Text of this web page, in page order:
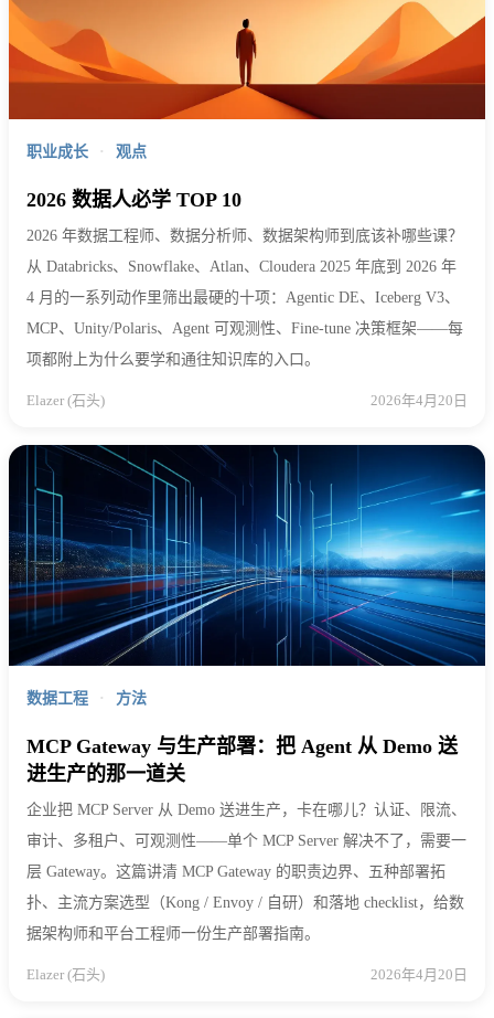
职业成长 · 观点
2026 数据人必学 TOP 10
2026 年数据工程师、数据分析师、数据架构师到底该补哪些课？
从 Databricks、Snowflake、Atlan、Cloudera 2025 年底到 2026 年
4 月的一系列动作里筛出最硬的十项：Agentic DE、Iceberg V3、
MCP、Unity/Polaris、Agent 可观测性、Fine-tune 决策框架——每
项都附上为什么要学和通往知识库的入口。
Elazer (石头) 2026年4月20日
数据工程 · 方法
MCP Gateway 与生产部署：把 Agent 从 Demo 送
进生产的那一道关
企业把 MCP Server 从 Demo 送进生产，卡在哪儿？认证、限流、
审计、多租户、可观测性——单个 MCP Server 解决不了，需要一
层 Gateway。这篇讲清 MCP Gateway 的职责边界、五种部署拓
扑、主流方案选型（Kong / Envoy / 自研）和落地 checklist，给数
据架构师和平台工程师一份生产部署指南。
Elazer (石头) 2026年4月20日